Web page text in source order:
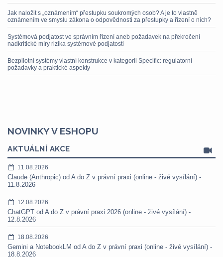
Jak naložit s „oznámením“ přestupku soukromých osob? A je to vlastně
oznámením ve smyslu zákona o odpovědnosti za přestupky a řízení o nich?
Systémová podjatost ve správním řízení aneb požadavek na překročení
nadkritické míry rizika systémové podjatosti
Bezpilotní systémy vlastní konstrukce v kategorii Specific: regulatorní
požadavky a praktické aspekty
NOVINKY V ESHOPU
AKTUÁLNÍ AKCE
11.08.2026
Claude (Anthropic) od A do Z v právní praxi (online - živé vysílání) -
11.8.2026
12.08.2026
ChatGPT od A do Z v právní praxi 2026 (online - živé vysílání) -
12.8.2026
18.08.2026
Gemini a NotebookLM od A do Z v právní praxi (online - živé vysílání) -
18.8.2026